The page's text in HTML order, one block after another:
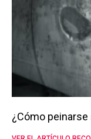
¿Cómo